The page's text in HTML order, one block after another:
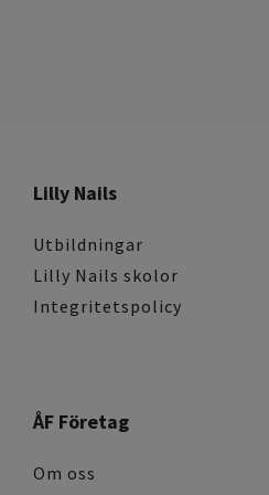
Lilly Nails
Utbildningar
Lilly Nails skolor
Integritetspolicy
ÅF Företag
Om oss